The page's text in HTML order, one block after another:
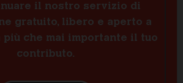
il nostro servizio di
gratuito, libero e aperto a
che mai importante il tuo
contributo.